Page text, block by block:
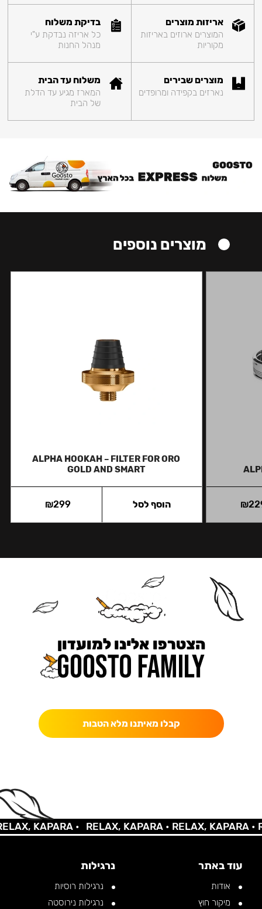
אריזות מוצרים
המוצרים ארוזים באריזות
מקוריות
בדיקת משלוח
כל אריזה נבדקת ע"י
מנהל החנות
מוצרים שבירים
נארזים בקפידה ומרופדים
משלוח עד הבית
המארז מגיע עד הדלת
של הבית
מוצרים נוספים
₪
ALPHA HOOKAH – FILTER FOR ORO
GOLD AND SMART
₪299 הוסף לסל
הצטרפו אלינו למועדון
קבלו מאיתנו מלא הטבות
KAPARA • RELAX, KAPARA •RELAX, KAPARA •
עוד באתר
אודות
מיקור חוץ
נרגילות
נרגילות רוסיות
נרגילות נירוסטה